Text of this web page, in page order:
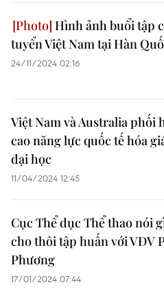
Hình ảnh buổi tập
tuyển Việt Nam tại Hàn
24/11/2024 02:16
Việt Nam và Australia phối
cao năng lực quốc tế hóa
đại học
11/04/2024 12:45
Cục Thể dục Thể thao nói
cho thôi tập huấn với VĐV
Phương
17/01/2024 07:44